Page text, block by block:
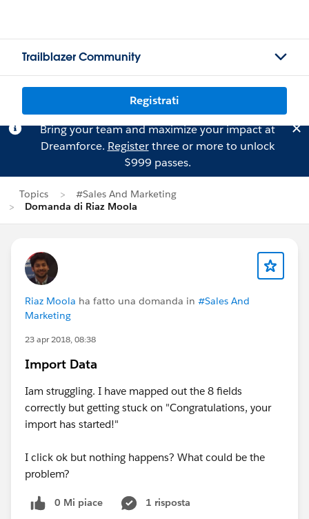
Trailblazer Community
Registrati
Bring your team and maximize your impact at
Dreamforce. Registerthree or more to unlock
$999 passes.
Topics
#Sales And Marketing
Domanda di Riaz Moola
Riaz Moola ha fatto una domanda in #Sales And
Marketing
23 apr 2018, 08:38
Import Data
Iam struggling. I have mapped out the 8 fields
correctly but getting stuck on "Congratulations, your
import has started!"
I click ok but nothing happens? What could be the
problem?
0 Mi piace
1 risposta